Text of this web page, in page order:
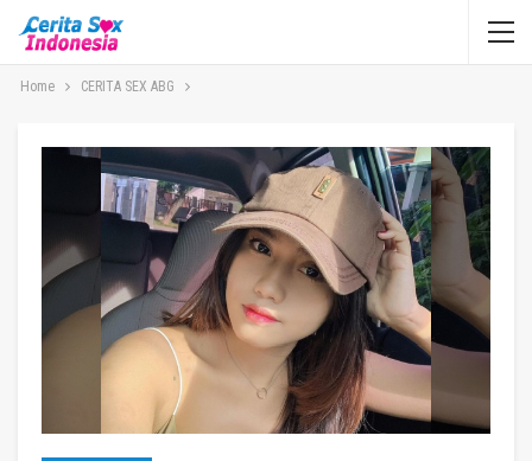
Home CERITA SEX ABG